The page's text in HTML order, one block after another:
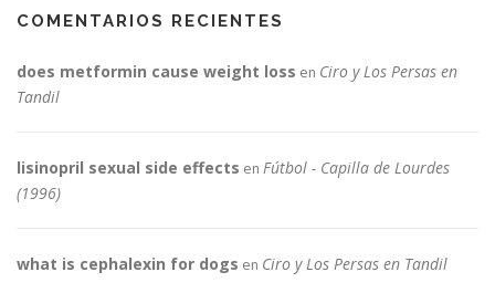
COMENTARIOS RECIENTES
does metformin cause weight loss en Ciro y Los Persas en
Tandil
lisinopril sexual side effects en Fútbol - Capilla de Lourdes
(1996)
what is cephalexin for dogs en Ciro y Los Persas en Tandil